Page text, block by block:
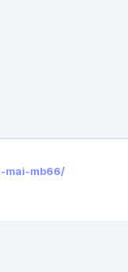
mai-mb66/